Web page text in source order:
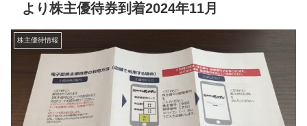
より株主優待券到着2024年11月
株主優待情報